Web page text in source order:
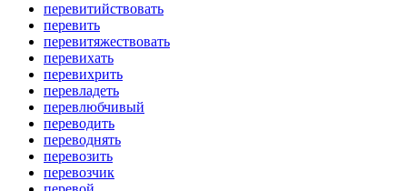
перевитийствовать
перевить
перевитяжествовать
перевихать
перевихрить
перевладеть
перевлюбчивый
переводить
переводнять
перевозить
перевозчик